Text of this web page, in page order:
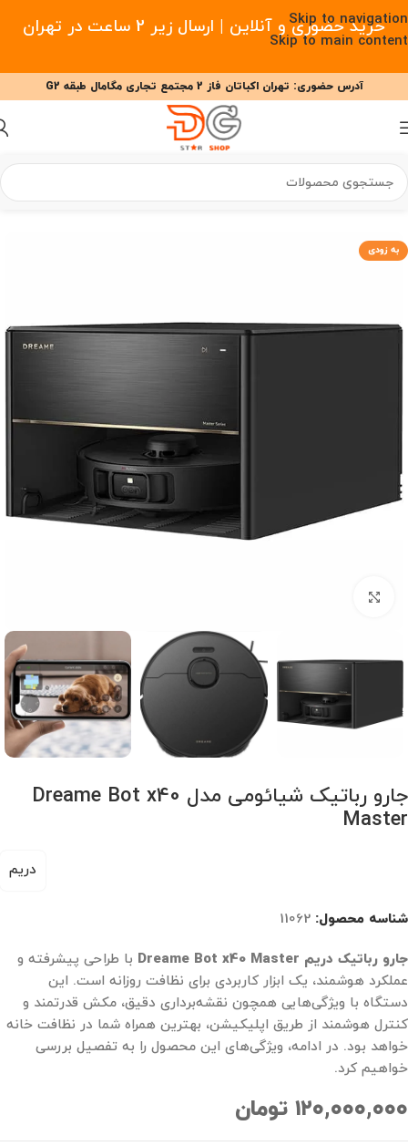
Skip to navigation
Skip to main content
خرید حضوری و آنلاین | ارسال زیر 2 ساعت در تهران
09377477910 - 09127708341 علیزاده
آدرس حضوری: تهران اکباتان فاز 2 مجتمع تجاری مگامال طبقه G2
خانه/خانه هوشمند/جارو رباتیک/جارو رباتیک دریم
به زودی
جارو رباتیک شیائومی مدل Dreame Bot x40
Master
دریم
شناسه محصول: 11062
جارو رباتیک دریم Dreame Bot x40 Master
با طراحی پیشرفته و
عملکرد هوشمند، یک ابزار کاربردی برای نظافت روزانه است. این
دستگاه با ویژگی‌هایی همچون نقشه‌برداری دقیق، مکش قدرتمند و
کنترل هوشمند از طریق اپلیکیشن، بهترین همراه شما در نظافت خانه
خواهد بود. در ادامه، ویژگی‌های این محصول را به تفصیل بررسی
خواهیم کرد.
۱۲۰,۰۰۰,۰۰۰ تومان